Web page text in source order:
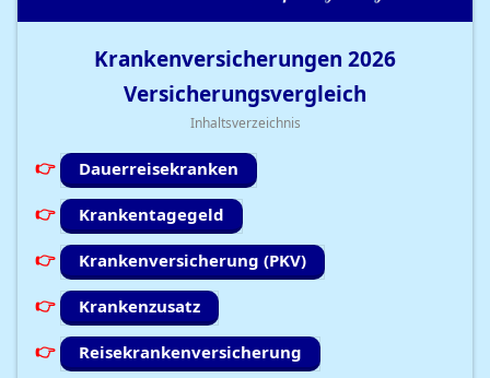
Krankenversicherungen 2026
Versicherungsvergleich
Inhaltsverzeichnis
Dauerreisekranken
Krankentagegeld
Krankenversicherung (PKV)
Krankenzusatz
Reisekrankenversicherung